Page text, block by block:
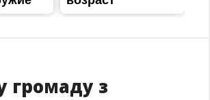
громаду з